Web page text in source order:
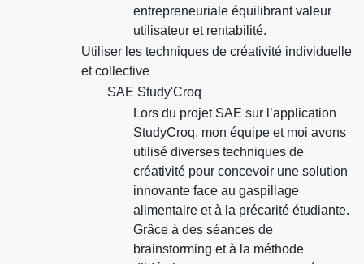
entrepreneuriale équilibrant valeur
utilisateur et rentabilité.
Utiliser les techniques de créativité individuelle
et collective
SAE Study'Croq
Lors du projet SAE sur l’application
StudyCroq, mon équipe et moi avons
utilisé diverses techniques de
créativité pour concevoir une solution
innovante face au gaspillage
alimentaire et à la précarité étudiante.
Grâce à des séances de
brainstorming et à la méthode